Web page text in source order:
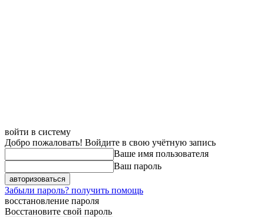
войти в систему
Добро пожаловать! Войдите в свою учётную запись
Ваше имя пользователя
Ваш пароль
Забыли пароль? получить помощь
восстановление пароля
Восстановите свой пароль